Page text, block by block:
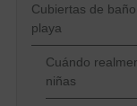
Cubiertas de
playa
Cuándo
niñas